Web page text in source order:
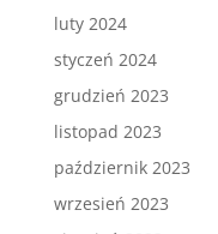
luty 2024
styczeń 2024
grudzień 2023
listopad 2023
październik 2023
wrzesień 2023